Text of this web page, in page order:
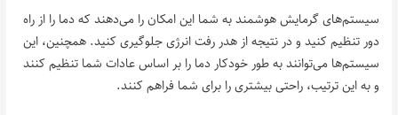
سیستم‌های گرمایش هوشمند به شما این امکان را می‌دهند که دما را از راه
دور تنظیم کنید و در نتیجه از هدر رفت انرژی جلوگیری کنید. همچنین، این
سیستم‌ها می‌توانند به طور خودکار دما را بر اساس عادات شما تنظیم کنند
و به این ترتیب، راحتی بیشتری را برای شما فراهم کنند.